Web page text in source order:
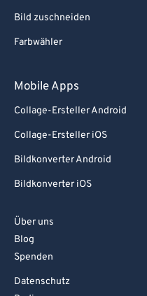
Bild zuschneiden
Farbwähler
Mobile Apps
Collage-Ersteller Android
Collage-Ersteller iOS
Bildkonverter Android
Bildkonverter iOS
Über uns
Blog
Spenden
Datenschutz